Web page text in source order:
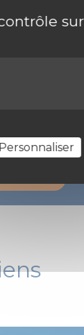
Personnaliser
pour une